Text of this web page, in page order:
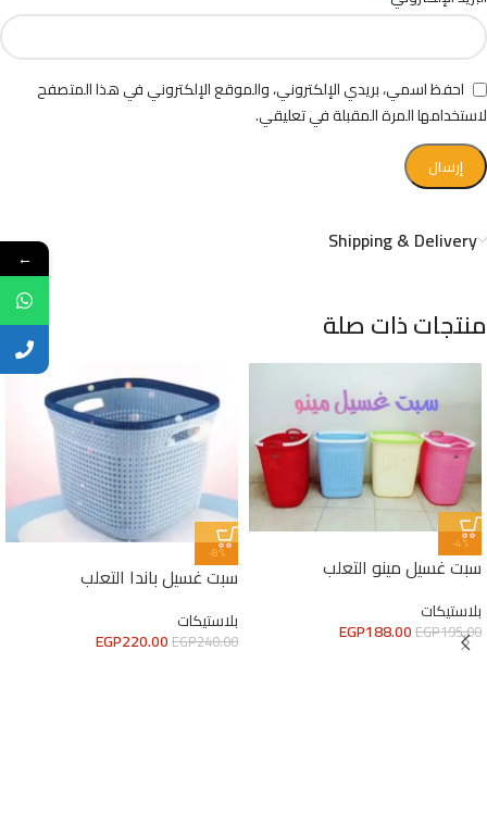
احفظ اسمي، بريدي الإلكتروني، والموقع الإلكتروني في هذا المتصفح
لاستخدامها المرة المقبلة في تعليقي.
Shipping & Delivery
منتجات ذات صلة
-4%
سبت غسيل مينو التعلب
بلاستيكات
EGP195.00
EGP188.00
-8%
سبت غسيل باندا التعلب
بلاستيكات
EGP240.00
EGP220.00
←